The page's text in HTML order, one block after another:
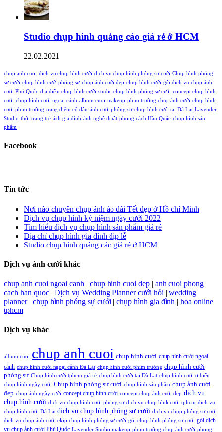
Studio chụp hình quảng cáo giá rẻ ở HCM
22.02.2021
chup anh cuoi dịch vụ chụp hình cưới dịch vụ chụp hình phóng sự cưới Chụp hình phóng
sự cưới chụp hình cưới phóng sự chụp ảnh cưới đẹp chụp hình cưới gói dịch vụ chụp ảnh
cưới Phú Quốc địa điểm chụp hình cưới studio chụp hình phóng sự cưới concept chụp hình
cưới chụp hình cưới ngoại cảnh album cuoi makeup phim trường chụp ảnh cưới chụp hình
cưới phim trường trang điểm cô dâu ảnh cưới phóng sự chụp hình cưới tại Đà Lạt Lavender
Studio thời trang trẻ ảnh gia đình ảnh nghệ thuật phong cách Hàn Quốc chụp hình sản
phẩm
Facebook
Tin tức
Nơi nào chuyên chụp ảnh áo dài Tết đẹp ở Hồ chí Minh
Dịch vụ chụp hình kỷ niệm ngày cưới 2022
Tìm hiểu dịch vụ chụp hình sản phẩm giá rẻ
Địa chỉ chụp hình gia đình dịp lễ
Studio chụp hình quảng cáo giá rẻ ở HCM
Dịch vụ ảnh cưới khác
chup anh cuoi ngoai canh | chup hinh cuoi dep | anh cuoi phong
cach han quoc | Dịch vụ Wedding Planner cưới hỏi | wedding
planner| chụp hình phóng sự cưới | chụp hình gia đình | hoa online
tphcm
Dịch vụ khác
album cuoi chup anh cuoi chụp hình cưới chụp hình cưới ngoại
cảnh chụp hình cưới ngoại cảnh Đà Lạt chụp hình cưới phim trường chụp hình cưới
phóng sự Chụp hình cưới tphcm giá rẻ chụp hình cưới tại Đà Lạt chụp hình cưới ở biển
chụp hình ngày cưới Chụp hình phóng sự cưới chụp hình sản phẩm chụp ảnh cưới
đẹp chụp ảnh ngày cưới concept chụp hình cưới concept chụp ảnh cưới đẹp dịch vụ
chụp hình cưới dịch vụ chụp hình cưới phóng sự dịch vụ chụp hình cưới tphcm dịch vụ
chụp hình cưới Đà Lạt dịch vụ chụp hình phóng sự cưới dịch vụ chụp phóng sự cưới.
dịch vụ chụp ảnh cưới ekip chụp hình phóng sự cưới gói chụp hình phóng sự cưới gói dịch
vụ chụp ảnh cưới Phú Quốc Lavender Studio makeup phim trường chụp ảnh cưới phong